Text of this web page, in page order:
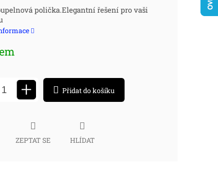
polička.Elegantní řešení pro vaši
+ Přidat do košíku
ZEPTAT SE HLÍDAT